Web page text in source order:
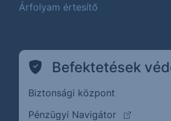
Árfolyam értesítő
Befektetések
Biztonsági központ
Pénzügyi Navigátor
(külső